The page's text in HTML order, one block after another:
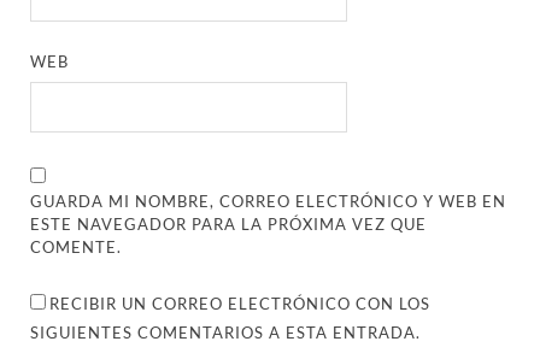
WEB
GUARDA MI NOMBRE, CORREO ELECTRÓNICO Y WEB EN
ESTE NAVEGADOR PARA LA PRÓXIMA VEZ QUE
COMENTE.
RECIBIR UN CORREO ELECTRÓNICO CON LOS
SIGUIENTES COMENTARIOS A ESTA ENTRADA.